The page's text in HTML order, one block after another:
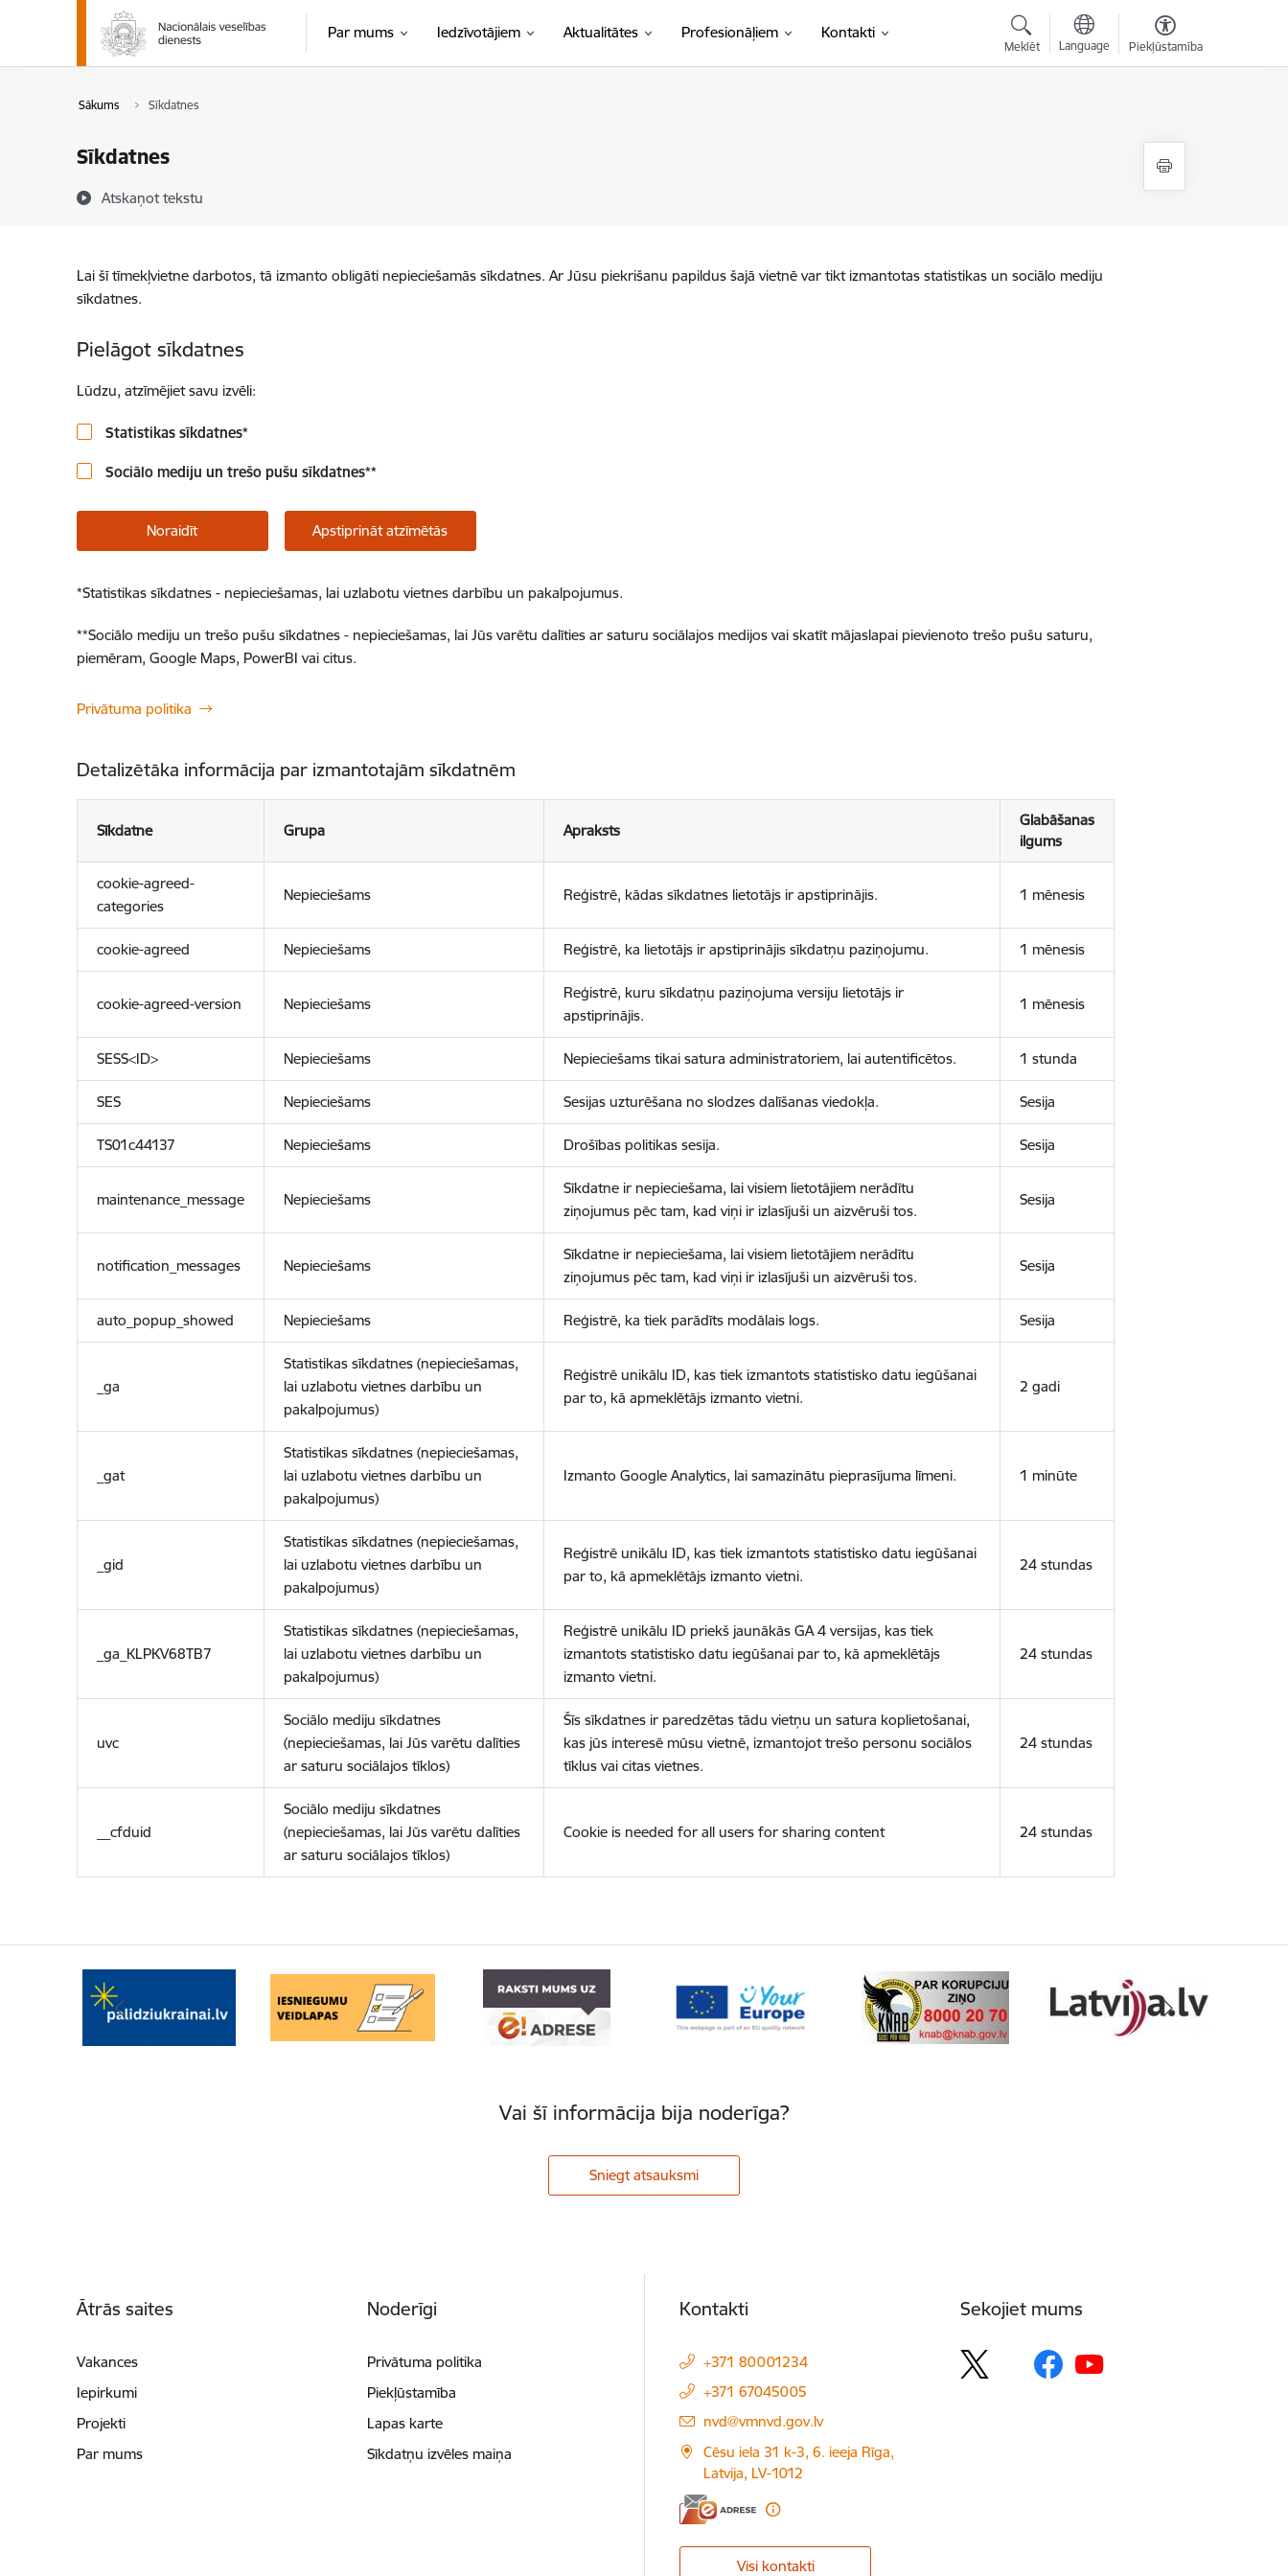
Pāriet uz lapas saturu
Par mums Iedzīvotājiem Aktualitātes Profesionāļiem Kontakti
Meklēt Language Piekļūstamība
Sākums Sīkdatnes
Sīkdatnes
Atskaņot tekstu
Lai šī tīmekļvietne darbotos, tā izmanto obligāti nepieciešamās sīkdatnes. Ar Jūsu piekrišanu papildus šajā vietnē var tikt izmantotas statistikas un sociālo mediju
sīkdatnes.
Pielāgot sīkdatnes
Lūdzu, atzīmējiet savu izvēli:
Statistikas sīkdatnes*
Sociālo mediju un trešo pušu sīkdatnes**
Noraidīt Apstiprināt atzīmētās
*Statistikas sīkdatnes - nepieciešamas, lai uzlabotu vietnes darbību un pakalpojumus.
**Sociālo mediju un trešo pušu sīkdatnes - nepieciešamas, lai Jūs varētu dalīties ar saturu sociālajos medijos vai skatīt mājaslapai pievienoto trešo pušu saturu,
piemēram, Google Maps, PowerBI vai citus.
Privātuma politika
Detalizētāka informācija par izmantotajām sīkdatnēm
Sīkdatne Grupa Apraksts
Glabāšanas
ilgums
cookie-agreed-
categories
Nepieciešams Reģistrē, kādas sīkdatnes lietotājs ir apstiprinājis. 1 mēnesis
cookie-agreed Nepieciešams Reģistrē, ka lietotājs ir apstiprinājis sīkdatņu paziņojumu. 1 mēnesis
cookie-agreed-version Nepieciešams
Reģistrē, kuru sīkdatņu paziņojuma versiju lietotājs ir
apstiprinājis.
1 mēnesis
SESS<ID> Nepieciešams Nepieciešams tikai satura administratoriem, lai autentificētos. 1 stunda
SES Nepieciešams Sesijas uzturēšana no slodzes dalīšanas viedokļa. Sesija
TS01c44137 Nepieciešams Drošības politikas sesija. Sesija
maintenance_message Nepieciešams
Sīkdatne ir nepieciešama, lai visiem lietotājiem nerādītu
ziņojumus pēc tam, kad viņi ir izlasījuši un aizvēruši tos.
Sesija
notification_messages Nepieciešams
Sīkdatne ir nepieciešama, lai visiem lietotājiem nerādītu
ziņojumus pēc tam, kad viņi ir izlasījuši un aizvēruši tos.
Sesija
auto_popup_showed Nepieciešams Reģistrē, ka tiek parādīts modālais logs. Sesija
_ga
Statistikas sīkdatnes (nepieciešamas,
lai uzlabotu vietnes darbību un
pakalpojumus)
Reģistrē unikālu ID, kas tiek izmantots statistisko datu iegūšanai
par to, kā apmeklētājs izmanto vietni.
2 gadi
_gat
Statistikas sīkdatnes (nepieciešamas,
lai uzlabotu vietnes darbību un
pakalpojumus)
Izmanto Google Analytics, lai samazinātu pieprasījuma līmeni. 1 minūte
_gid
Statistikas sīkdatnes (nepieciešamas,
lai uzlabotu vietnes darbību un
pakalpojumus)
Reģistrē unikālu ID, kas tiek izmantots statistisko datu iegūšanai
par to, kā apmeklētājs izmanto vietni.
24 stundas
_ga_KLPKV68TB7
Statistikas sīkdatnes (nepieciešamas,
lai uzlabotu vietnes darbību un
pakalpojumus)
Reģistrē unikālu ID priekš jaunākās GA 4 versijas, kas tiek
izmantots statistisko datu iegūšanai par to, kā apmeklētājs
izmanto vietni.
24 stundas
uvc
Sociālo mediju sīkdatnes
(nepieciešamas, lai Jūs varētu dalīties
ar saturu sociālajos tīklos)
Šīs sīkdatnes ir paredzētas tādu vietņu un satura koplietošanai,
kas jūs interesē mūsu vietnē, izmantojot trešo personu sociālos
tīklus vai citas vietnes.
24 stundas
__cfduid
Sociālo mediju sīkdatnes
(nepieciešamas, lai Jūs varētu dalīties
ar saturu sociālajos tīklos)
Cookie is needed for all users for sharing content 24 stundas
Vai šī informācija bija noderīga?
Sniegt atsauksmi
Ātrās saites
Vakances
Iepirkumi
Projekti
Par mums
Noderīgi
Privātuma politika
Piekļūstamība
Lapas karte
Sīkdatņu izvēles maiņa
Kontakti
+371 80001234
+371 67045005
E-pasts:
nvd@vmnvd.gov.lv
Cēsu iela 31 k-3, 6. ieeja Rīga,
Latvija, LV-1012
Visi kontakti
Sekojiet mums